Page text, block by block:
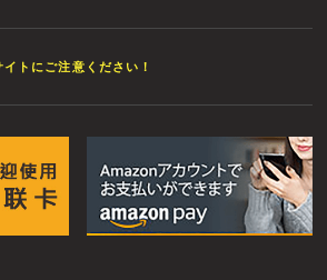
トにご注意ください！